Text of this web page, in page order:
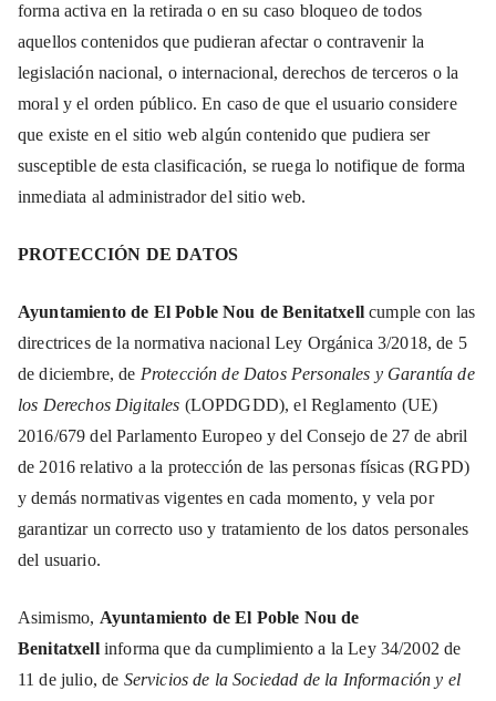
forma activa en la retirada o en su caso bloqueo de todos
aquellos contenidos que pudieran afectar o contravenir la
legislación nacional, o internacional, derechos de terceros o la
moral y el orden público. En caso de que el usuario considere
que existe en el sitio web algún contenido que pudiera ser
susceptible de esta clasificación, se ruega lo notifique de forma
inmediata al administrador del sitio web.
PROTECCIÓN DE DATOS
Ayuntamiento de El Poble Nou de Benitatxellcumple con las
directrices de la normativa nacional Ley Orgánica 3/2018, de 5
de diciembre, de Protección de Datos Personales y Garantía de
los Derechos Digitales (LOPDGDD), el Reglamento (UE)
2016/679 del Parlamento Europeo y del Consejo de 27 de abril
de 2016 relativo a la protección de las personas físicas (RGPD)
y demás normativas vigentes en cada momento, y vela por
garantizar un correcto uso y tratamiento de los datos personales
del usuario.
Asimismo, Ayuntamiento de El Poble Nou de
Benitatxellinforma que da cumplimiento a la Ley 34/2002 de
11 de julio, de Servicios de la Sociedad de la Información y el